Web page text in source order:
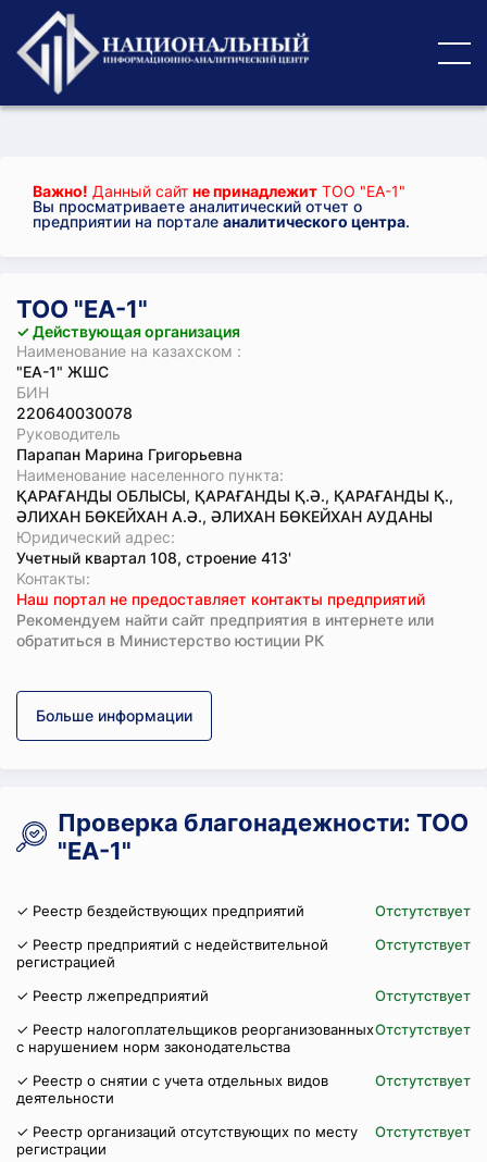
Важно! Данный сайт не принадлежит ТОО "EA-1"
Вы просматриваете аналитический отчет о
предприятии на портале аналитического центра.
ТОО "EA-1"
✓ Действующая организация
Наименование на казахском :
"EA-1" ЖШС
БИН
220640030078
Руководитель
Парапан Марина Григорьевна
Наименование населенного пункта:
ҚАРАҒАНДЫ ОБЛЫСЫ, ҚАРАҒАНДЫ Қ.Ә., ҚАРАҒАНДЫ Қ.,
ӘЛИХАН БӨКЕЙХАН А.Ә., ӘЛИХАН БӨКЕЙХАН АУДАНЫ
Юридический адрес:
Учетный квартал 108, строение 413'
Koнтaкты:
Наш портал не предоставляет контакты предприятий
Рекомендуем найти сайт предприятия в интернете или
обратиться в Министерство юстиции РК
Больше информации
Проверка благонадежности: ТОО
"EA-1"
✓ Реестр бездействующих предприятий
Отстутствует
✓ Реестр предприятий с недействительной
регистрацией
Отстутствует
✓ Реестр лжепредприятий
Отстутствует
✓ Реестр налогоплательщиков реорганизованных
с нарушением норм законодательства
Отстутствует
✓ Реестр о снятии с учета отдельных видов
деятельности
Отстутствует
✓ Реестр организаций отсутствующих по месту
регистрации
Отстутствует